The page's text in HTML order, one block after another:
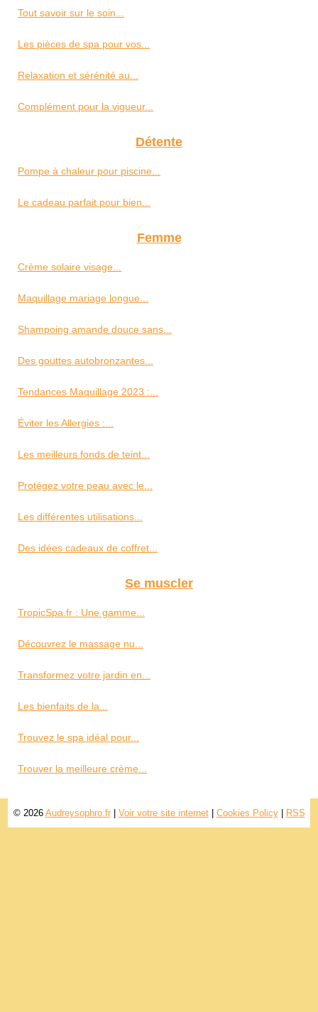
Tout savoir sur le soin...
Les pièces de spa pour vos...
Relaxation et sérénité au...
Complément pour la vigueur...
Détente
Pompe à chaleur pour piscine...
Le cadeau parfait pour bien...
Femme
Crème solaire visage...
Maquillage mariage longue...
Shampoing amande douce sans...
Des gouttes autobronzantes...
Tendances Maquillage 2023 :...
Éviter les Allergies :...
Les meilleurs fonds de teint...
Protégez votre peau avec le...
Les différentes utilisations...
Des idées cadeaux de coffret...
Se muscler
TropicSpa.fr : Une gamme...
Découvrez le massage nu...
Transformez votre jardin en...
Les bienfaits de la...
Trouvez le spa idéal pour...
Trouver la meilleure crème...
© 2026 Audreysophro.fr| Voir votre site internet| Cookies Policy| RSS